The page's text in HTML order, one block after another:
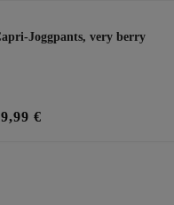
Joggpants, very berry
€